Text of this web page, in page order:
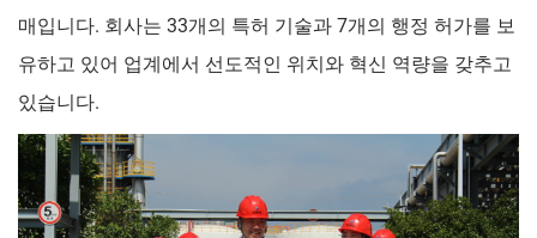
매입니다. 회사는 33개의 특허 기술과 7개의 행정 허가를 보
유하고 있어 업계에서 선도적인 위치와 혁신 역량을 갖추고
있습니다.